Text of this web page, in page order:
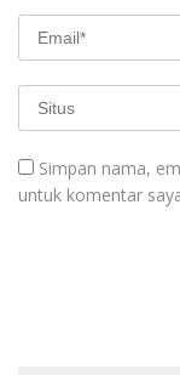
Simpan nama,
untuk komentar